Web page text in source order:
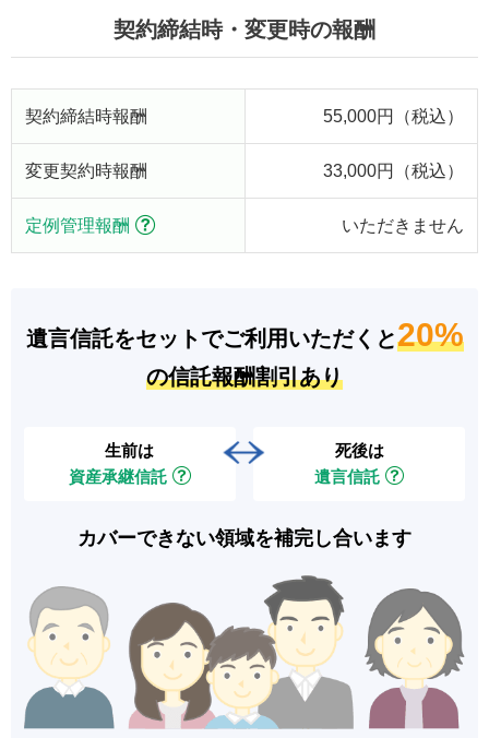
契約締結時・変更時の報酬
契約締結時報酬 55,000円（税込）
変更契約時報酬 33,000円（税込）
定例管理報酬 いただきません
遺言信託をセットでご利用いただくと20%
の信託報酬割引あり
生前は
資産承継信託
死後は
遺言信託
カバーできない領域を補完し合います